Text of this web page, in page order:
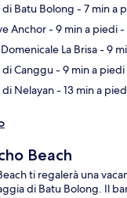
Batu Bolong - 7 min a
Anchor- 9 min a piedi-
La Brisa- 9
Canggu- 9 min a piedi
Nelayan- 13 min a
Beach
ti regalerà una
di Batu Bolong. Il